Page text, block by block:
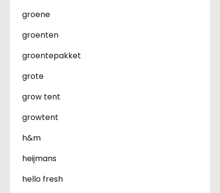
groene
groenten
groentepakket
grote
grow tent
growtent
h&m
heijmans
hello fresh